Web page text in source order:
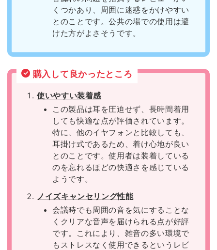
くつかあり、周囲に迷惑をかけやすい
とのことです。公共の場での使用は避
けた方がよさそうです。
購入して良かったところ
使いやすい装着感
この製品は耳を圧迫せず、長時間着用
しても快適な点が評価されています。
特に、他のイヤフォンと比較しても、
耳掛け式であるため、着け心地が良い
とのことです。使用者は装着している
のを忘れるほどの快適さを感じている
ようです。
ノイズキャンセリング性能
会議時でも周囲の音を気にすることな
くクリアな音声を届けられる点が好評
です。これにより、雑音の多い環境で
もストレスなく使用できるというレビ